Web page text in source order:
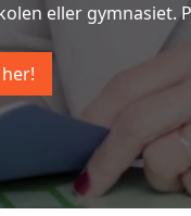
eller gymnasiet.